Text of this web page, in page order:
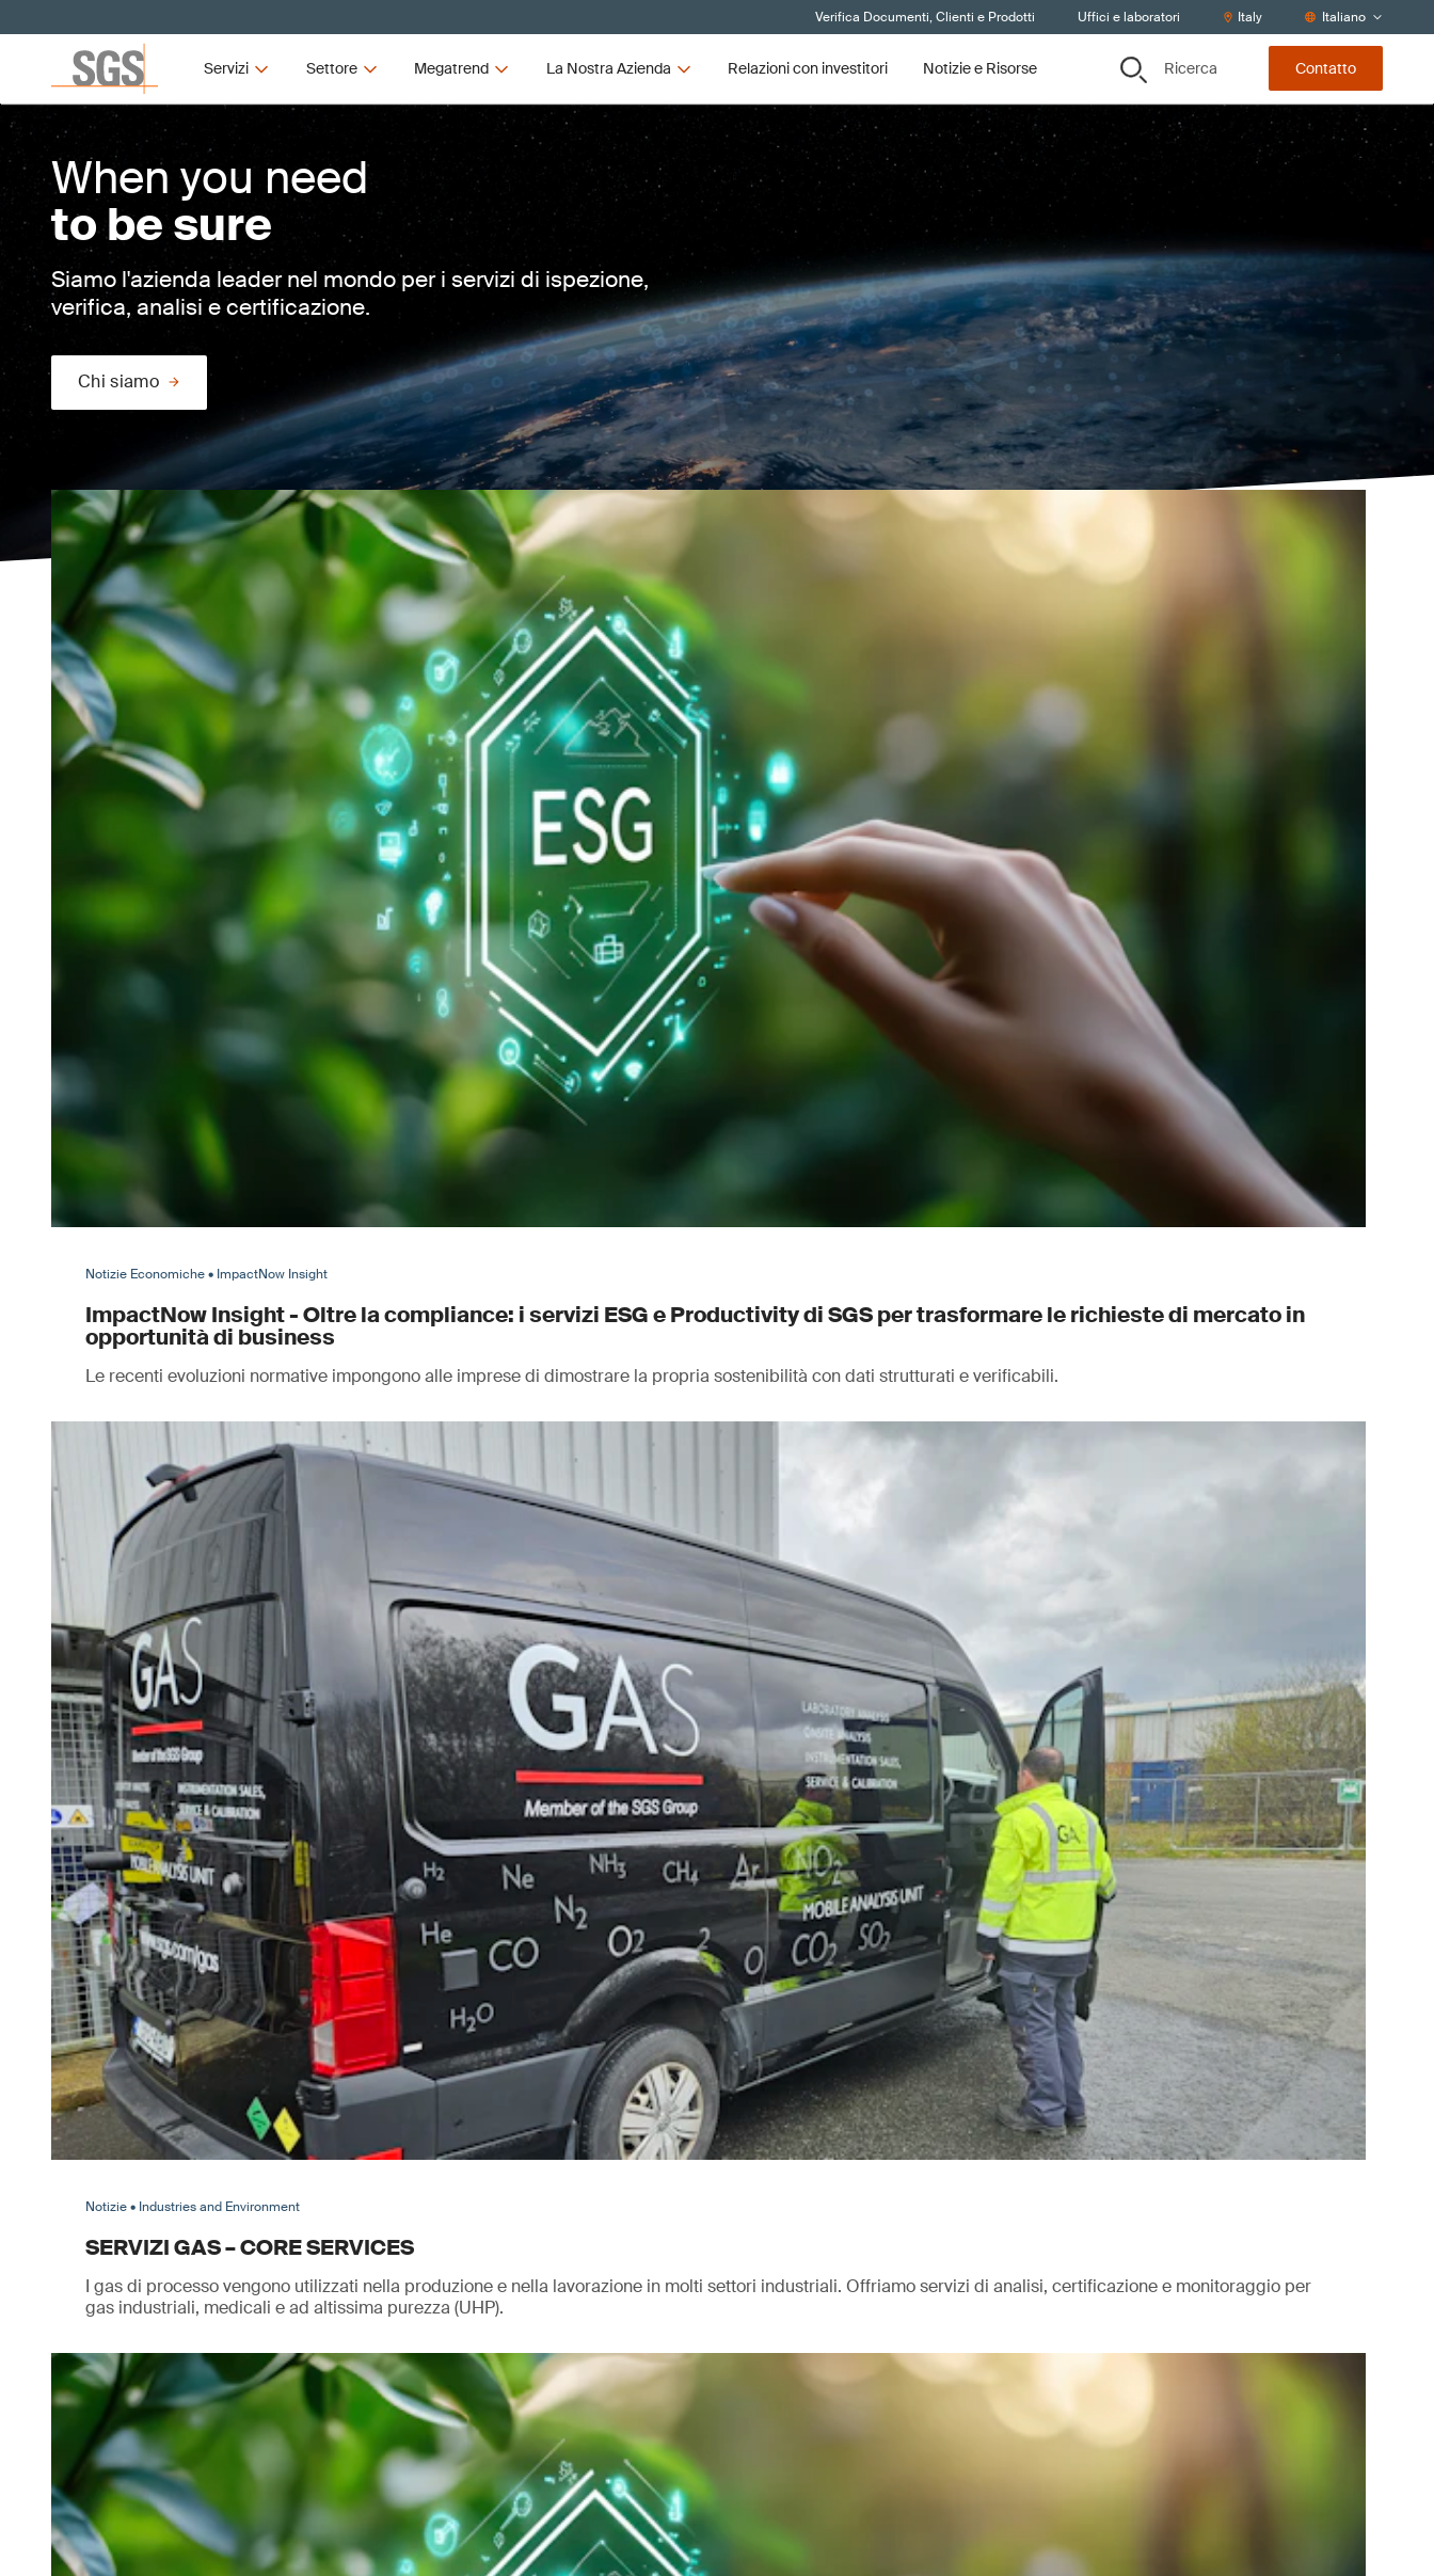
Verifica Documenti, Clienti e Prodotti Uffici e laboratori Italy Italiano
Servizi Settore Megatrend La Nostra Azienda Relazioni con investitori Notizie e Risorse Ricerca Contatto
When you need
to be sure
Siamo l'azienda leader nel mondo per i servizi di ispezione,
verifica, analisi e certificazione.
Chi siamo
Notizie Economiche • ImpactNow Insight
ImpactNow Insight - Oltre la compliance: i servizi ESG e Productivity di SGS per trasformare le richieste di mercato in
opportunità di business
Le recenti evoluzioni normative impongono alle imprese di dimostrare la propria sostenibilità con dati strutturati e verificabili.
Notizie • Industries and Environment
SERVIZI GAS – CORE SERVICES
I gas di processo vengono utilizzati nella produzione e nella lavorazione in molti settori industriali. Offriamo servizi di analisi, certificazione e monitoraggio per
gas industriali, medicali e ad altissima purezza (UHP).